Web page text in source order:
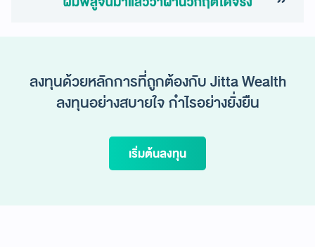
ลงทุนด้วยหลักการที่ถูกต้องกับ Jitta Wealth
ลงทุนอย่างสบายใจ กำไรอย่างยั่งยืน
เริ่มต้นลงทุน